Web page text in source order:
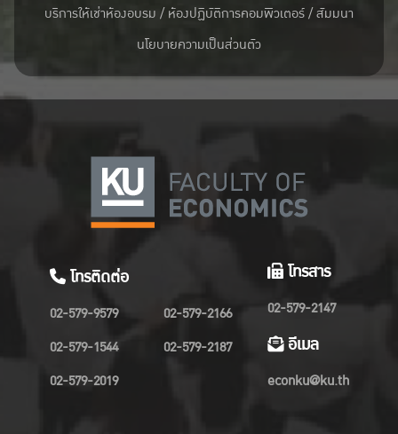
บริการให้เช่าห้องอบรม / ห้องปฏิบัติการคอมพิวเตอร์ / สัมมนา
นโยบายความเป็นส่วนตัว
โทรติดต่อ
02-579-9579
02-579-1544
02-579-2019
02-579-2166
02-579-2187
โทรสาร
02-579-2147
อีเมล
econku@ku.th